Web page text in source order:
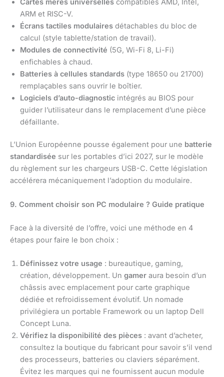
ARM et RISC-V.
Écrans tactiles modulaires détachables du bloc de
calcul (style tablette/station de travail).
Modules de connectivité (5G, Wi-Fi 8, Li-Fi)
enfichables à chaud.
Batteries à cellules standards (type 18650 ou 21700)
remplaçables sans ouvrir le boîtier.
Logiciels d’auto-diagnostic intégrés au BIOS pour
guider l’utilisateur dans le remplacement d’une pièce
défaillante.
L’Union Européenne pousse également pour une batterie
standardisée sur les portables d’ici 2027, sur le modèle
du règlement sur les chargeurs USB-C. Cette législation
accélérera mécaniquement l’adoption du modulaire.
9. Comment choisir son PC modulaire ? Guide pratique
Face à la diversité de l’offre, voici une méthode en 4
étapes pour faire le bon choix :
Définissez votre usage : bureautique, gaming,
création, développement. Un gamer aura besoin d’un
châssis avec emplacement pour carte graphique
dédiée et refroidissement évolutif. Un nomade
privilégiera un portable Framework ou un laptop Dell
Concept Luna.
Vérifiez la disponibilité des pièces : avant d’acheter,
consultez la boutique du fabricant pour savoir s’il vend
des processeurs, batteries ou claviers séparément.
Évitez les marques qui ne fournissent aucun module